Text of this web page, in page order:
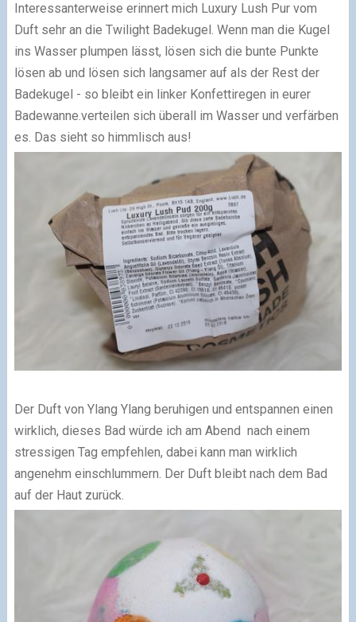
Interessanterweise erinnert mich Luxury Lush Pur vom
Duft sehr an die Twilight Badekugel. Wenn man die Kugel
ins Wasser plumpen lässt, lösen sich die bunte Punkte
lösen ab und lösen sich langsamer auf als der Rest der
Badekugel - so bleibt ein linker Konfettiregen in eurer
Badewanne.verteilen sich überall im Wasser und verfärben
es. Das sieht so himmlisch aus!
Der Duft von Ylang Ylang beruhigen und entspannen einen
wirklich, dieses Bad würde ich am Abend nach einem
stressigen Tag empfehlen, dabei kann man wirklich
angenehm einschlummern. Der Duft bleibt nach dem Bad
auf der Haut zurück.